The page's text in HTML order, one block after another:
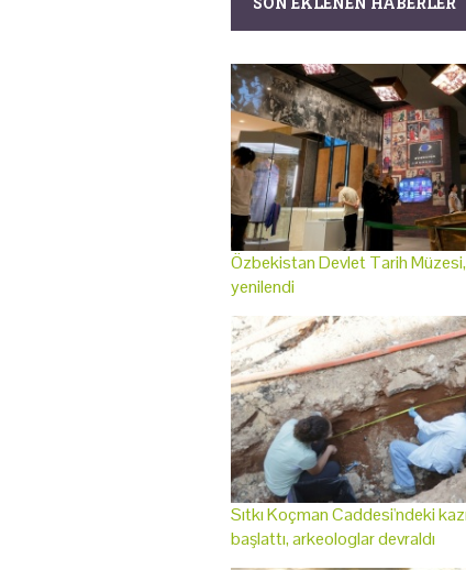
Özbekistan Devlet Tarih
yenilendi
Sıtkı Koçman Caddesi'ndeki
başlattı, arkeologlar devraldı